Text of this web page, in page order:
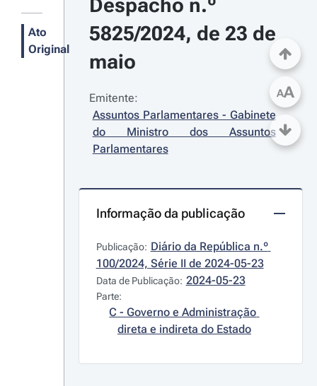
Ato
Original
Despacho n.º
5825/2024, de 23 de
maio
Emitente:
Assuntos Parlamentares - Gabinete
do Ministro dos Assuntos
Parlamentares
Informação da publicação
Publicação: Diário da República n.º
100/2024, Série II de 2024-05-23
Data de Publicação: 2024-05-23
Parte:
C - Governo e Administração
direta e indireta do Estado
AA